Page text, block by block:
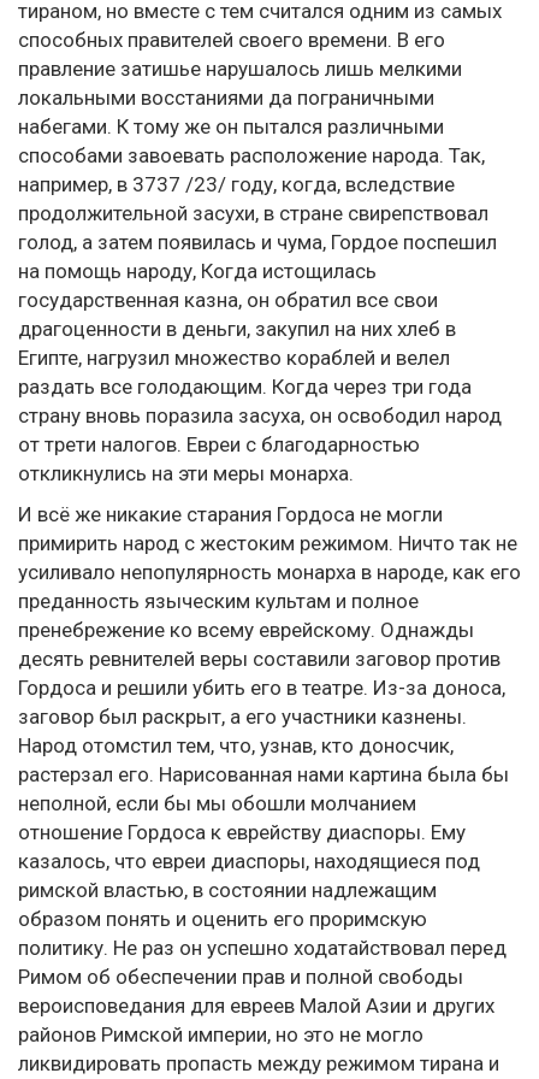
тираном, но вместе с тем считался одним из самых
способных правителей своего времени. В его
правление затишье нарушалось лишь мелкими
локальными восстаниями да пограничными
набегами. К тому же он пытался различными
способами завоевать расположение народа. Так,
например, в 3737 /23/ году, когда, вследствие
продолжительной засухи, в стране свирепствовал
голод, а затем появилась и чума, Гордое поспешил
на помощь народу, Когда истощилась
государственная казна, он обратил все свои
драгоценности в деньги, закупил на них хлеб в
Египте, нагрузил множество кораблей и велел
раздать все голодающим. Когда через три года
страну вновь поразила засуха, он освободил народ
от трети налогов. Евреи с благодарностью
откликнулись на эти меры монарха.
И всё же никакие старания Гордоса не могли
примирить народ с жестоким режимом. Ничто так не
усиливало непопулярность монарха в народе, как его
преданность языческим культам и полное
пренебрежение ко всему еврейскому. Однажды
десять ревнителей веры составили заговор против
Гордоса и решили убить его в театре. Из-за доноса,
заговор был раскрыт, а его участники казнены.
Народ отомстил тем, что, узнав, кто доносчик,
растерзал его. Нарисованная нами картина была бы
неполной, если бы мы обошли молчанием
отношение Гордоса к еврейству диаспоры. Ему
казалось, что евреи диаспоры, находящиеся под
римской властью, в состоянии надлежащим
образом понять и оценить его проримскую
политику. Не раз он успешно ходатайствовал перед
Римом об обеспечении прав и полной свободы
вероисповедания для евреев Малой Азии и других
районов Римской империи, но это не могло
ликвидировать пропасть между режимом тирана и